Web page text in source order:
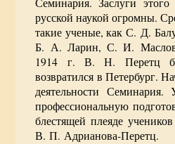
русской наукой огромны.
такие ученые, как С. Д.
Б. А. Ларин, С. И.
1914 г. В. Н. Перетц
возвратился в Петербург.
деятельности
профессиональную
блестящей плеяде
В. П. Адрианова-Перетц.